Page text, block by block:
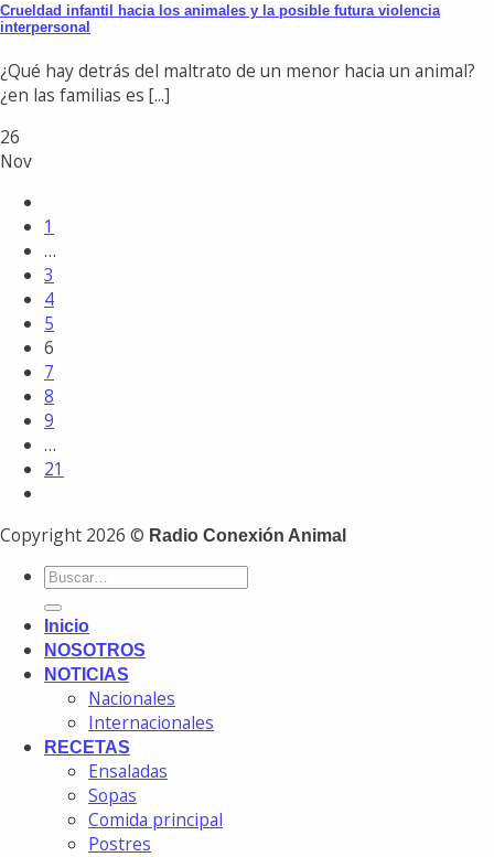
Crueldad infantil hacia los animales y la posible futura violencia
interpersonal
¿Qué hay detrás del maltrato de un menor hacia un animal?
¿en las familias es [...]
26
Nov
1
…
3
4
5
6
7
8
9
…
21
Copyright 2026 © Radio Conexión Animal
Inicio
NOSOTROS
NOTICIAS
Nacionales
Internacionales
RECETAS
Ensaladas
Sopas
Comida principal
Postres